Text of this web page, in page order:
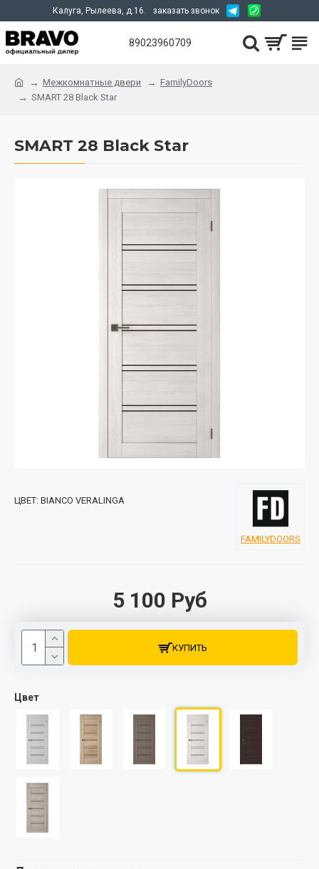
Калуга, Рылеева, д.16. заказать звонок
89023960709
Межкомнатные двери
FamilyDoors
SMART 28 Black Star
SMART 28 Black Star
5 100 Руб
ЦВЕТ: BIANCO VERALINGA
FAMILYDOORS
Цвет
КУПИТЬ